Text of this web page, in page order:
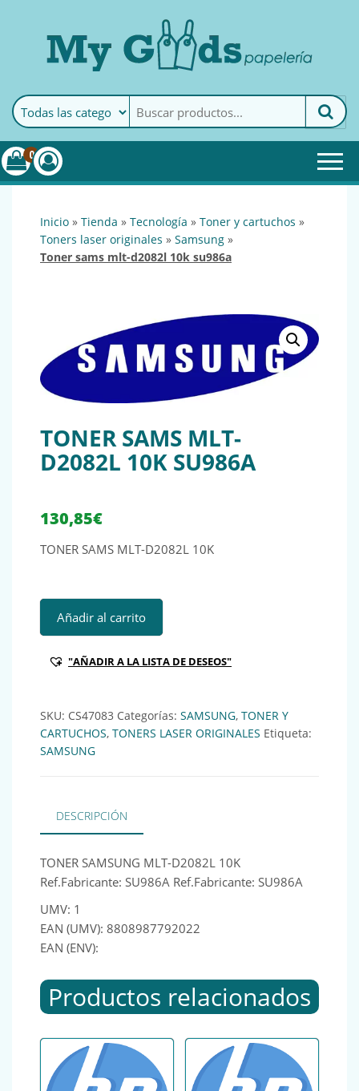
MyGoods · PapeleríaMy Goods es tu papelería
online de confianza. Podrás
encontrar todo lo necesario
0
inicio » tienda » tecnología » toner y cartuchos »
toners laser originales » samsung »
toner sams mlt-d2082l 10k su986a
TONER SAMS MLT-
D2082L 10K SU986A
130,85€
TONER SAMS MLT-D2082L 10K
TONER SAMS MLT-D2082L 10K SU986A cantidad
Añadir al carrito
"AÑADIR A LA LISTA DE DESEOS"
SKU: CS47083 Categorías: SAMSUNG, TONER Y
CARTUCHOS, TONERS LASER ORIGINALES Etiqueta:
SAMSUNG
DESCRIPCIÓN
TONER SAMSUNG MLT-D2082L 10K
Ref.Fabricante: SU986A Ref.Fabricante: SU986A
UMV: 1
EAN (UMV): 8808987792022
EAN (ENV):
Productos relacionados